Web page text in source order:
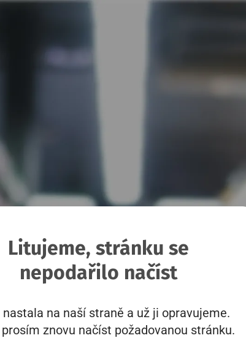
Litujeme, stránku se
nepodařilo načíst
nastala na naší straně a už ji opravujeme.
znovu načíst požadovanou stránku.